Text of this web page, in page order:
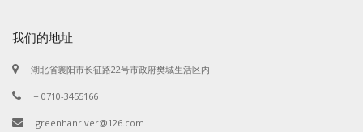
我们的地址
湖北省襄阳市长征路22号市政府樊城生活区内
+ 0710-3455166
greenhanriver@126.com